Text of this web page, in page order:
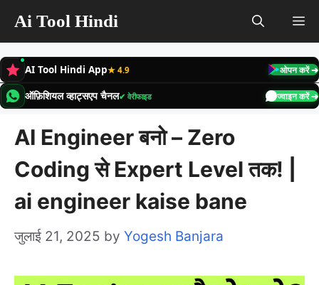
content
Ai Tool Hindi
AI Tool Hindi App★ 4.9 ओपन करें ➔
ऑफ़िशियल व्हाट्सएप चैनल✔ वेरीफाइड ज्वाइन करें ➔
AI Engineer बनो – Zero
Coding से Expert Level तक! |
ai engineer kaise bane
जुलाई 21, 2025 by Yogesh Banjara